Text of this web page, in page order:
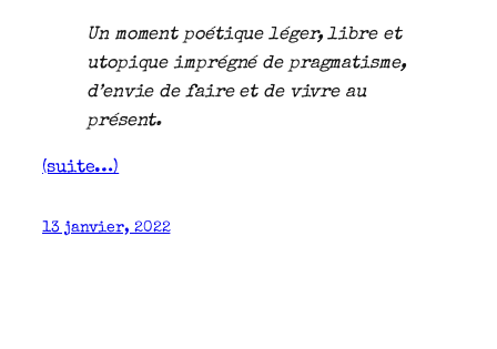
Un moment poétique léger, libre et
utopique imprégné de pragmatisme,
d’envie de faire et de vivre au
présent.
(suite…)
13 janvier, 2022